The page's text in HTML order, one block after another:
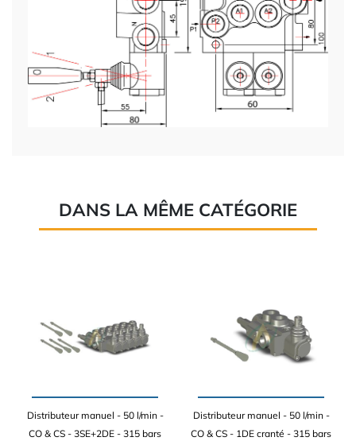
DANS LA MÊME CATÉGORIE
Distributeur manuel - 50 l/min -
CO & CS - 3SE+2DE - 315 bars
Distributeur manuel - 50 l/min -
CO & CS - 1DE cranté - 315 bars